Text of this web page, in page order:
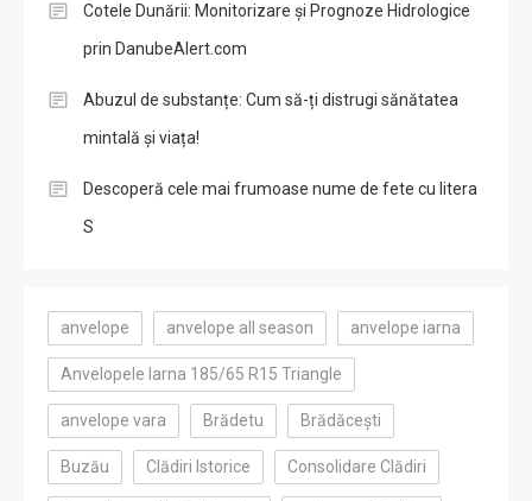
Cotele Dunării: Monitorizare și Prognoze Hidrologice
prin DanubeAlert.com
Abuzul de substanțe: Cum să-ți distrugi sănătatea
mintală și viața!
Descoperă cele mai frumoase nume de fete cu litera
S
anvelope anvelope all season anvelope iarna
Anvelopele Iarna 185/65 R15 Triangle
anvelope vara Brădetu Brădăcești
Buzău Clădiri Istorice Consolidare Clădiri